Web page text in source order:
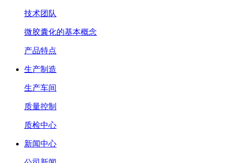
技术团队
微胶囊化的基本概念
产品特点
生产制造
生产车间
质量控制
质检中心
新闻中心